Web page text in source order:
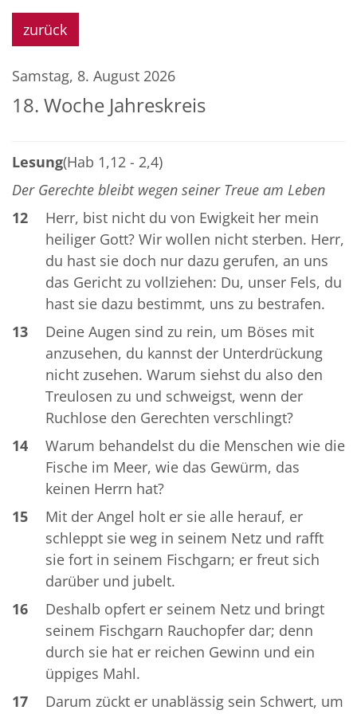
zurück
Samstag, 8. August 2026
18. Woche Jahreskreis
Lesung(Hab 1,12 - 2,4)
Der Gerechte bleibt wegen seiner Treue am Leben
12
Herr, bist nicht du von Ewigkeit her mein
heiliger Gott? Wir wollen nicht sterben. Herr,
du hast sie doch nur dazu gerufen, an uns
das Gericht zu vollziehen: Du, unser Fels, du
hast sie dazu bestimmt, uns zu bestrafen.
13
Deine Augen sind zu rein, um Böses mit
anzusehen, du kannst der Unterdrückung
nicht zusehen. Warum siehst du also den
Treulosen zu und schweigst, wenn der
Ruchlose den Gerechten verschlingt?
14
Warum behandelst du die Menschen wie die
Fische im Meer, wie das Gewürm, das
keinen Herrn hat?
15
Mit der Angel holt er sie alle herauf, er
schleppt sie weg in seinem Netz und rafft
sie fort in seinem Fischgarn; er freut sich
darüber und jubelt.
16
Deshalb opfert er seinem Netz und bringt
seinem Fischgarn Rauchopfer dar; denn
durch sie hat er reichen Gewinn und ein
üppiges Mahl.
17
Darum zückt er unablässig sein Schwert, um